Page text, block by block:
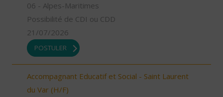
06 - Alpes-Maritimes
Possibilité de CDI ou CDD
21/07/2026
POSTULER
Accompagnant Educatif et Social - Saint Laurent
du Var (H/F)